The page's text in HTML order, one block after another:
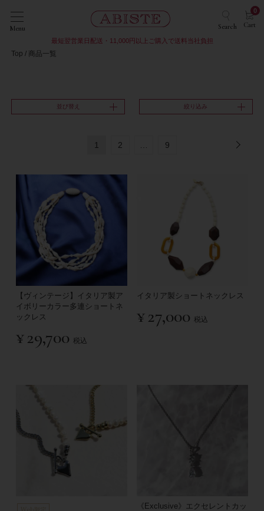
Menu Search Cart
0
最短翌営業日配送・11,000円以上ご購入で送料当社負担
Top 商品一覧
並び替え 絞り込み
1 2 9
【ヴィンテージ】イタリア製ア
イボリーカラー多連ショートネ
ックレス
¥29,700 税込
イタリア製ショートネックレス
¥27,000 税込
《Exclusive》エクセレントカッ